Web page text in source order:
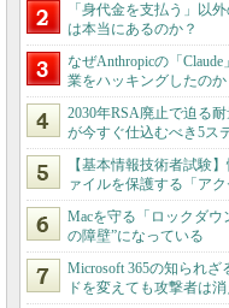
「身代金を支払う」以
は本当にあるのか？
なぜAnthropicの「
業をハッキングしたのか
2030年RSA廃止で迫る
が今すぐ仕込むべき5ス
【基本情報技術者試験
ァイルを保護する「ア
Macを守る「ロックダウ
の障壁”になっている
Microsoft 365の知られ
ドを変えても攻撃者は